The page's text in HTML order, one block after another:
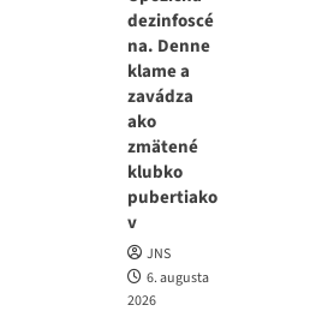
dezinfoscé
na. Denne
klame a
zavádza
ako
zmätené
klubko
pubertiako
v
JNS
6. augusta
2026